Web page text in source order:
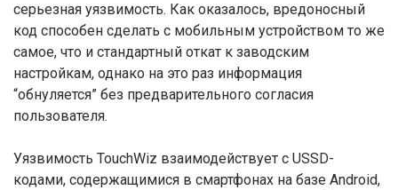
серьезная уязвимость. Как оказалось, вредоносный
код способен сделать с мобильным устройством то же
самое, что и стандартный откат к заводским
настройкам, однако на это раз информация
“обнуляется” без предварительного согласия
пользователя.
Уязвимость TouchWiz взаимодействует с USSD-
кодами, содержащимися в смартфонах на базе Android,